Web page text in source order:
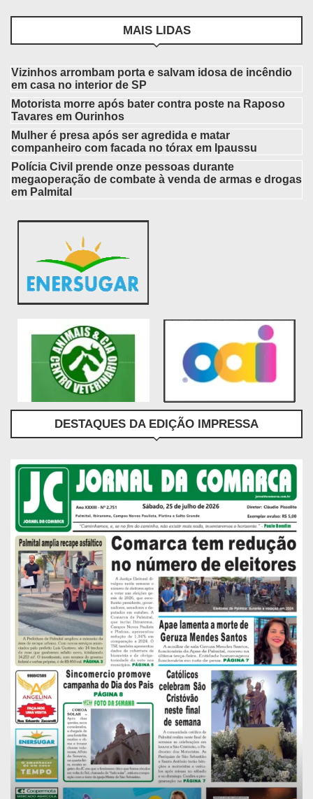
MAIS LIDAS
Vizinhos arrombam porta e salvam idosa de incêndio
em casa no interior de SP
Motorista morre após bater contra poste na Raposo
Tavares em Ourinhos
Mulher é presa após ser agredida e matar
companheiro com facada no tórax em Ipaussu
Polícia Civil prende onze pessoas durante
megaoperação de combate à venda de armas e drogas
em Palmital
DESTAQUES DA EDIÇÃO IMPRESSA